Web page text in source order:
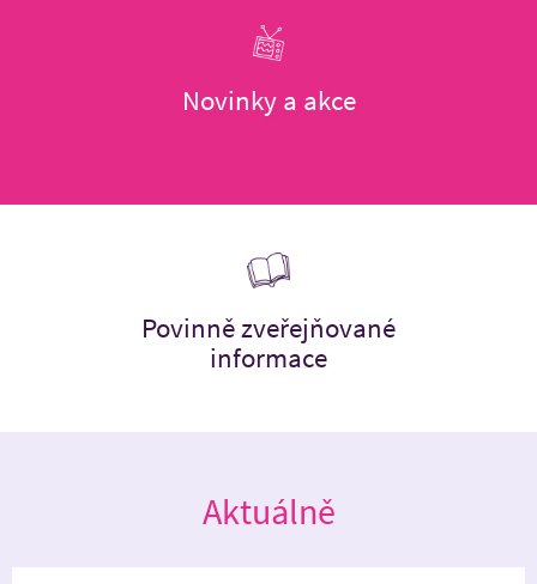
Novinky a akce
Povinně zveřejňované
informace
Aktuálně